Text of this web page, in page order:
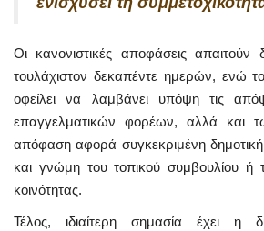
Οι κανονιστικές αποφάσεις απαιτούν
τουλάχιστον δεκαπέντε ημερών, ενώ
οφείλει να λαμβάνει υπόψη τις
επαγγελματικών φορέων, αλλά και
απόφαση αφορά συγκεκριμένη δημοτική
και γνώμη του τοπικού συμβουλίου
κοινότητας.
Τέλος, ιδιαίτερη σημασία έχει η